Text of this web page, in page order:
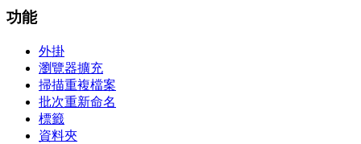
功能
外掛
瀏覽器擴充
掃描重複檔案
批次重新命名
標籤
資料夾